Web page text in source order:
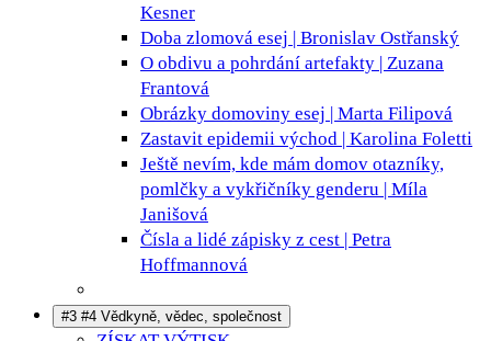
Kesner
Doba zlomová esej | Bronislav Ostřanský
O obdivu a pohrdání artefakty | Zuzana
Frantová
Obrázky domoviny esej | Marta Filipová
Zastavit epidemii východ | Karolina Foletti
Ještě nevím, kde mám domov otazníky,
pomlčky a vykřičníky genderu | Míla
Janišová
Čísla a lidé zápisky z cest | Petra
Hoffmannová
#3 #4 Vědkyně, vědec, společnost